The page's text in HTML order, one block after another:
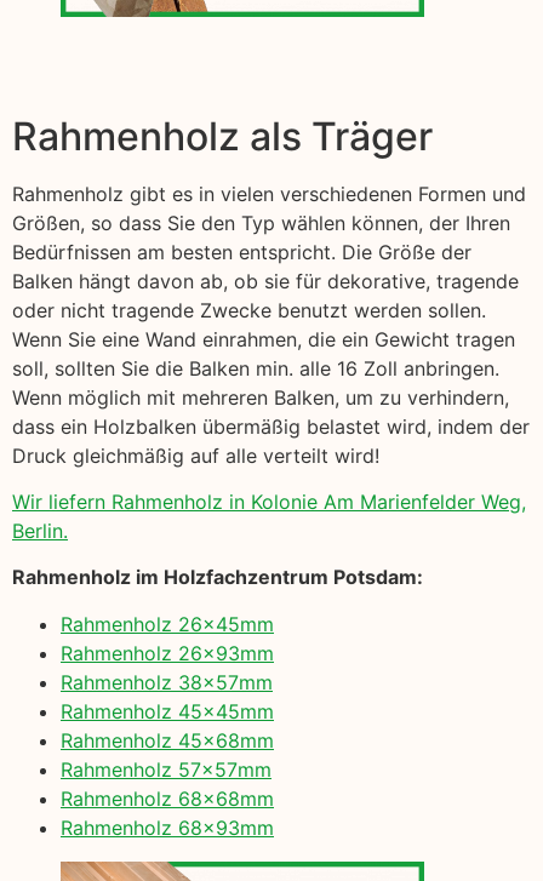
Rahmenholz als Träger
Rahmenholz gibt es in vielen verschiedenen Formen und
Größen, so dass Sie den Typ wählen können, der Ihren
Bedürfnissen am besten entspricht. Die Größe der
Balken hängt davon ab, ob sie für dekorative, tragende
oder nicht tragende Zwecke benutzt werden sollen.
Wenn Sie eine Wand einrahmen, die ein Gewicht tragen
soll, sollten Sie die Balken min. alle 16 Zoll anbringen.
Wenn möglich mit mehreren Balken, um zu verhindern,
dass ein Holzbalken übermäßig belastet wird, indem der
Druck gleichmäßig auf alle verteilt wird!
Wir liefern Rahmenholz in Kolonie Am Marienfelder Weg,
Berlin.
Rahmenholz im Holzfachzentrum Potsdam:
Rahmenholz 26x45mm
Rahmenholz 26x93mm
Rahmenholz 38x57mm
Rahmenholz 45x45mm
Rahmenholz 45x68mm
Rahmenholz 57x57mm
Rahmenholz 68x68mm
Rahmenholz 68x93mm